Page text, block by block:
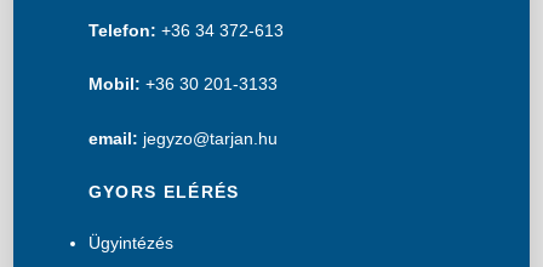
Telefon: +36 34 372-613
Mobil: +36 30 201-3133
email: jegyzo@tarjan.hu
GYORS ELÉRÉS
Ügyintézés